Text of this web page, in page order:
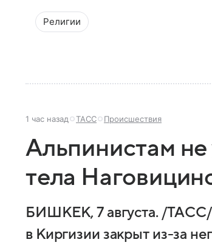
Религии
1 час назад ТАСС Происшествия
Альпинистам не
тела
БИШКЕК, 7 августа. /
в Киргизии закрыт из-за